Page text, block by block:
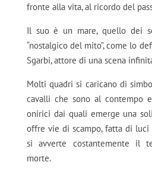
fronte alla vita, al ricordo del
Il suo è un mare, quello dei
“nostalgico del mito”, come lo
Sgarbi, attore di una scena
Molti quadri si caricano di
cavalli che sono al contempo
onirici dai quali emerge una
offre vie di scampo, fatta di
si avverte costantemente il
morte.